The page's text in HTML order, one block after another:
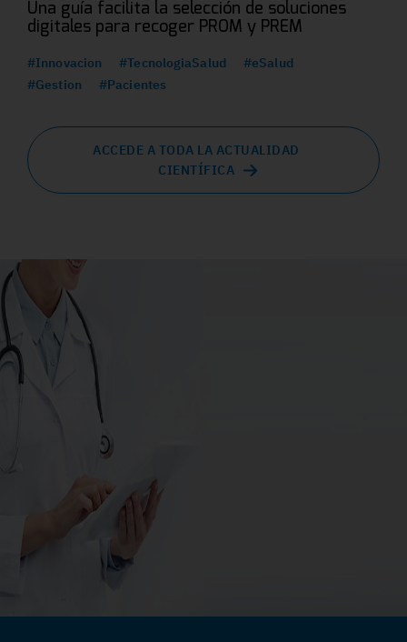
Una guía facilita la selección de soluciones
digitales para recoger PROM y PREM
#Innovacion #TecnologiaSalud
#eSalud
#Gestion
#Pacientes
ACCEDE A TODA LA ACTUALIDAD
CIENTÍFICA